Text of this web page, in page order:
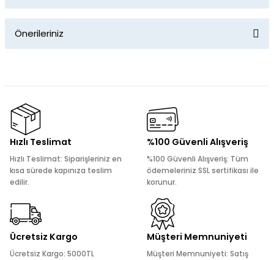
Önerileriniz
kullanarak tarafımıza iletebilirsiniz.
Görüş ve önerileriniz için teşekkür ederiz.
Ürün resmi kalitesiz, bozuk veya görüntülenemiyor.
Ürün bilgilerinde hatalar bulunuyor.
Ürün fiyatı diğer sitelerden daha pahalı.
Bu ürüne benzer farklı alternatifler olmalı.
Hızlı Teslimat
Hızlı Teslimat: Siparişleriniz en
kısa sürede kapınıza teslim
edilir.
%100 Güvenli Alışveriş
%100 Güvenli Alışveriş: Tüm
ödemeleriniz SSL sertifikası ile
korunur.
Ücretsiz Kargo
Ücretsiz Kargo: 5000TL
Müşteri Memnuniyeti
Müşteri Memnuniyeti: Satış